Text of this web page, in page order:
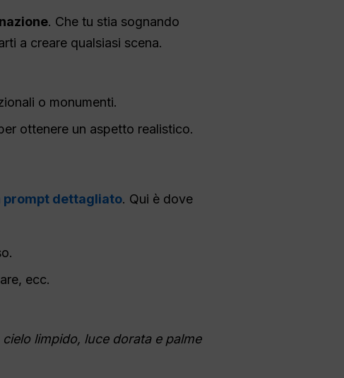
. Che tu stia sognando
a creare qualsiasi scena.
o monumenti.
ottenere un aspetto realistico.
prompt dettagliato. Qui è dove
ecc.
limpido, luce dorata e palme